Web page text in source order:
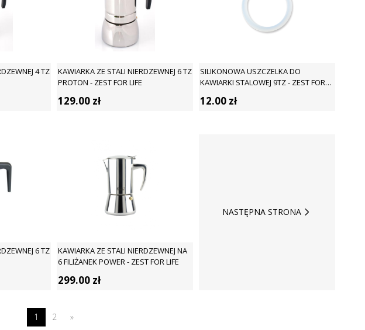
4 TZ
KAWIARKA ZE STALI NIERDZEWNEJ 6 TZ
PROTON - ZEST FOR LIFE
129.00 zł
SILIKONOWA USZCZELKA DO
KAWIARKI STALOWEJ 9TZ - ZEST FOR
12.00 zł
6 TZ
KAWIARKA ZE STALI NIERDZEWNEJ NA
6 FILIŻANEK POWER - ZEST FOR LIFE
299.00 zł
NASTĘPNA STRONA
1 2 »